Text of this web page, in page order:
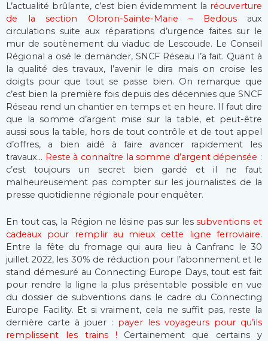
L’actualité brûlante, c’est bien évidemment la réouverture
de la section Oloron-Sainte-Marie – Bedousaux
circulations suite aux réparations d’urgence faites sur le
mur de soutènement du viaduc de Lescoude. Le Conseil
Régional a osé le demander, SNCF Réseau l’a fait. Quant à
la qualité des travaux, l’avenir le dira mais on croise les
doigts pour que tout se passe bien. On remarque que
c’est bien la première fois depuis des décennies que SNCF
Réseau rend un chantier en temps et en heure. Il faut dire
que la somme d’argent mise sur la table, et peut-être
aussi sous la table, hors de tout contrôle et de tout appel
d’offres, a bien aidé à faire avancer rapidement les
travaux… Reste à connaître la somme d’argent dépensée :
c’est toujours un secret bien gardé et il ne faut
malheureusement pas compter sur les journalistes de la
presse quotidienne régionale pour enquêter.
En tout cas, la Région ne lésine pas sur lessubventions et
cadeaux pour remplir au mieux cette ligne ferroviaire.
Entre la fête du fromage qui aura lieu à Canfranc le 30
juillet 2022, les 30% de réduction pour l’abonnement et le
stand démesuré au Connecting Europe Days, tout est fait
pour rendre la ligne la plus présentable possible en vue
du dossier de subventions dans le cadre du Connecting
Europe Facility. Et si vraiment, cela ne suffit pas, reste la
dernière carte à jouer : payer les voyageurs pour qu’ils
remplissent les trains ! Certainement que certains y